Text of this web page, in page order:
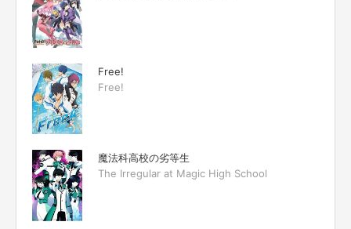
Free!
Free!
魔法科高校の劣等生
The Irregular at Magic High School